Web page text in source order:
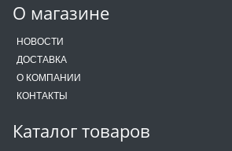
О магазине
НОВОСТИ
ДОСТАВКА
О КОМПАНИИ
КОНТАКТЫ
Каталог товаров